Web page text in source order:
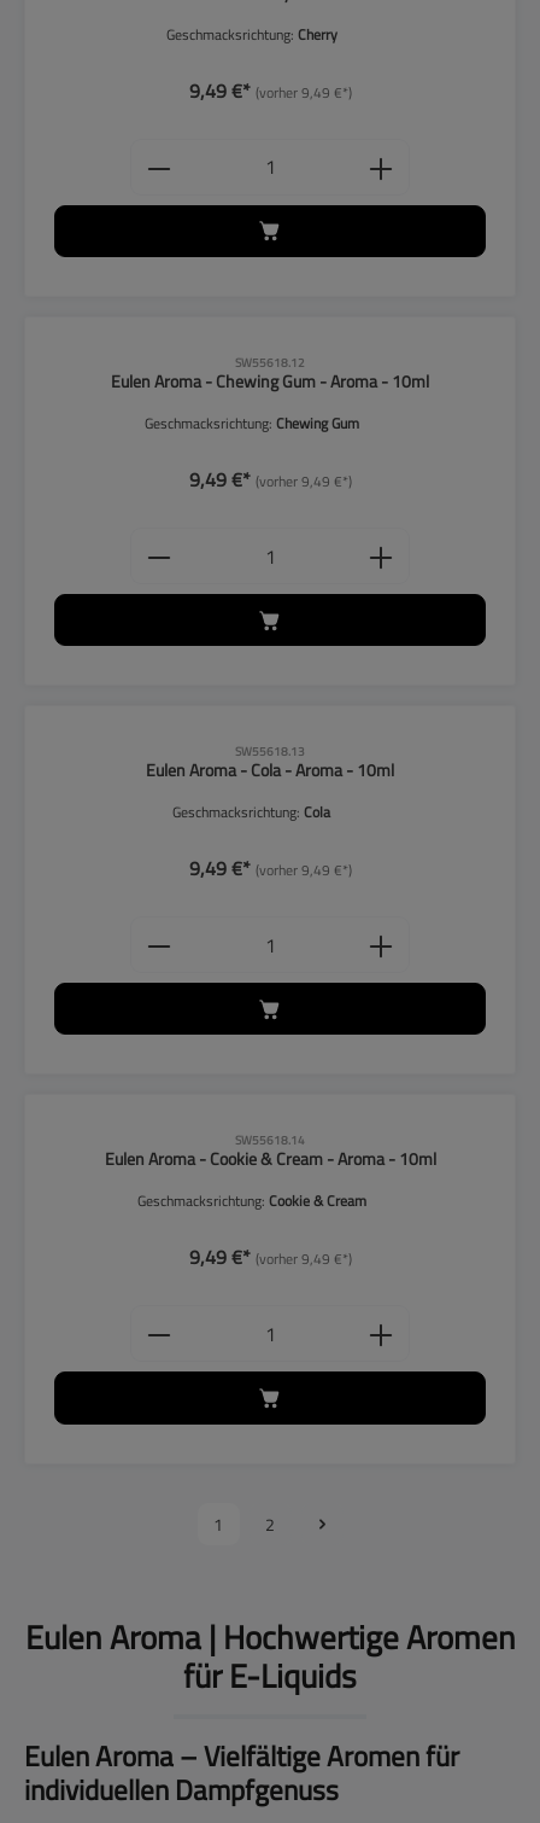
Geschmacksrichtung: Cherry
9,49 €* (vorher 9,49 €*)
Produkt Anzahl: Gib den
SW55618.12
Eulen Aroma - Chewing Gum - Aroma - 10ml
Geschmacksrichtung: Chewing Gum
9,49 €* (vorher 9,49 €*)
Produkt Anzahl: Gib den
SW55618.13
Eulen Aroma - Cola - Aroma - 10ml
Geschmacksrichtung:Cola
9,49 €* (vorher 9,49 €*)
Produkt Anzahl: Gib den
SW55618.14
Eulen Aroma - Cookie & Cream - Aroma - 10ml
Geschmacksrichtung: Cookie & Cream
9,49 €* (vorher 9,49 €*)
Produkt Anzahl: Gib den
1 2
Eulen Aroma | Hochwertige Aromen
für E-Liquids
Eulen Aroma – Vielfältige Aromen für
individuellen Dampfgenuss